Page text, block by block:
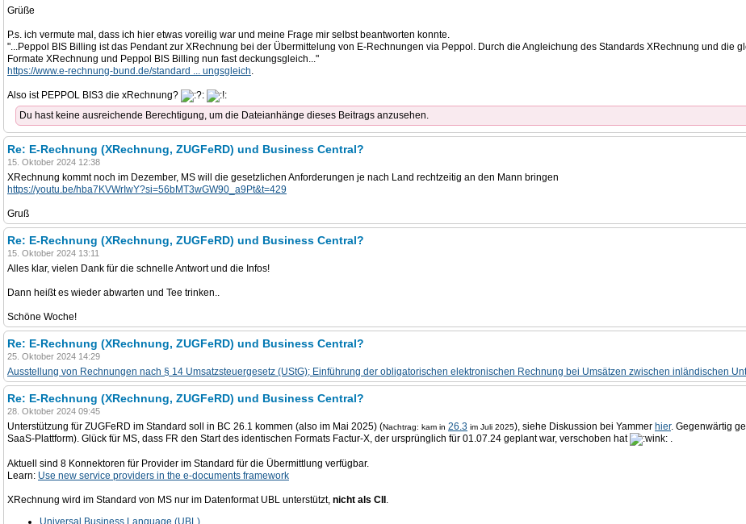
Grüße
P.s. ich vermute mal, dass ich hier etwas voreilig war und meine Frage mir selbst beantworten konnte.
"...Peppol BIS Billing ist das Pendant zur XRechnung bei der Übermittelung von E‑Rechnungen via Peppol. Durch die Angleichung des Standards XRechnung und die
Formate XRechnung und Peppol BIS Billing nun fast deckungsgleich..."
https://www.e-rechnung-bund.de/standard ... ungsgleich.
Also ist PEPPOL BIS3 die xRechnung?
Du hast keine ausreichende Berechtigung, um die Dateianhänge dieses Beitrags anzusehen.
Re: E-Rechnung (XRechnung, ZUGFeRD) und Business Central?
15. Oktober 2024 12:38
XRechnung kommt noch im Dezember, MS will die gesetzlichen Anforderungen je nach Land rechtzeitig an den Mann bringen
https://youtu.be/hba7KVWrIwY?si=56bMT3wGW90_a9Pt&t=429
Gruß
Re: E-Rechnung (XRechnung, ZUGFeRD) und Business Central?
15. Oktober 2024 13:11
Alles klar, vielen Dank für die schnelle Antwort und die Infos!
Dann heißt es wieder abwarten und Tee trinken..
Schöne Woche!
Re: E-Rechnung (XRechnung, ZUGFeRD) und Business Central?
25. Oktober 2024 14:29
Ausstellung von Rechnungen nach § 14 Umsatzsteuergesetz (UStG); Einführung der obligatorischen elektronischen Rechnung bei Umsätzen zwischen inländischen
Re: E-Rechnung (XRechnung, ZUGFeRD) und Business Central?
28. Oktober 2024 09:45
Unterstützung für ZUGFeRD im Standard soll in BC 26.1 kommen (also im Mai 2025) (Nachtrag: kam in 26.3 im Juli 2025), siehe Diskussion bei Yammer hier. Gegenwärtig
SaaS-Plattform). Glück für MS, dass FR den Start des identischen Formats Factur-X, der ursprünglich für 01.07.24 geplant war, verschoben hat
.
Aktuell sind 8 Konnektoren für Provider im Standard für die Übermittlung verfügbar.
Learn: Use new service providers in the e-documents framework
XRechnung wird im Standard von MS nur im Datenformat UBL unterstützt, nicht als CII .
Universal Business Language (UBL)